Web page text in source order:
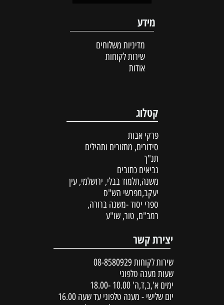
מידע
מדיניות משלוחים
שירות לקוחות
אודות
קטלוג
פרקי אבות
סידורים, מחזורים ותהילים
תנ"ך
נביאים כתובים
משנה,תלמוד בבלי, ירושלמי, עין
יעקב,מפרשי הש"ס
ספרי יסוד -משנה ברורה,
רמב"ם, טור, שו"ע
יצירת קשר
שירות לקוחות 08-8580929
שעות מענה טלפוני
ימים א',ב,ד,ה' 10.00 -18.00
יום שלישי - מענה טלפוני עד שעה 16.00